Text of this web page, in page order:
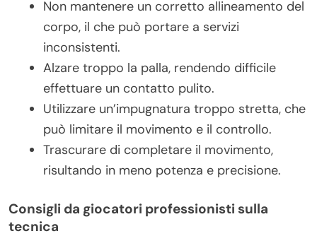
Non mantenere un corretto allineamento del
corpo, il che può portare a servizi
inconsistenti.
Alzare troppo la palla, rendendo difficile
effettuare un contatto pulito.
Utilizzare un’impugnatura troppo stretta, che
può limitare il movimento e il controllo.
Trascurare di completare il movimento,
risultando in meno potenza e precisione.
Consigli da giocatori professionisti sulla
tecnica